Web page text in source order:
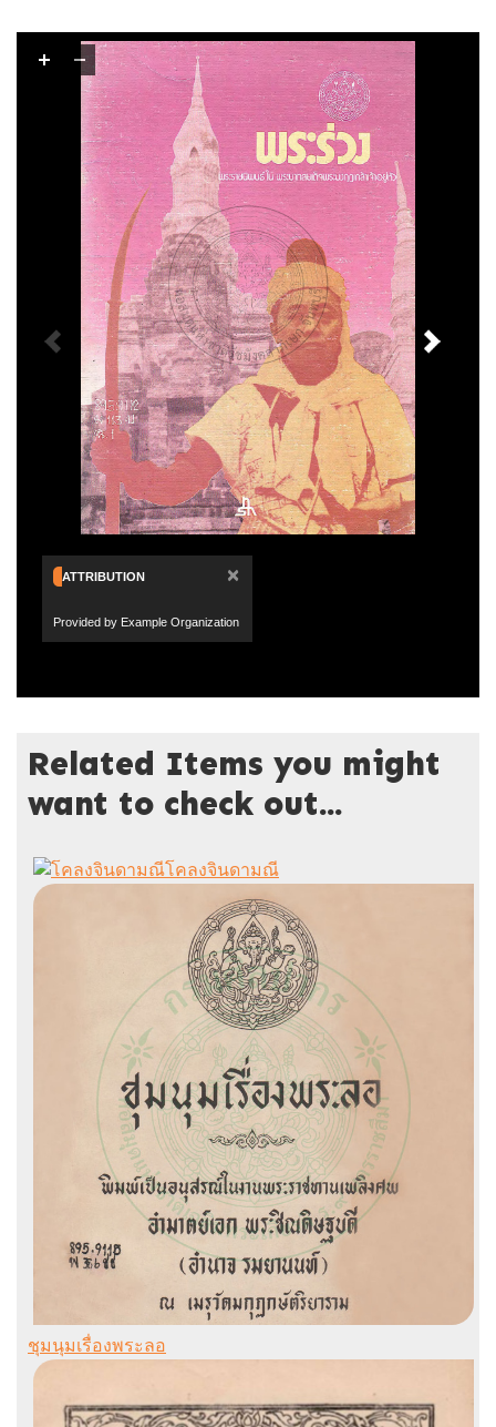
ATTRIBUTION ×
Provided by Example Organization
Related Items you might
want to check out...
โคลงจินดามณี
ชุมนุมเรื่องพระลอ